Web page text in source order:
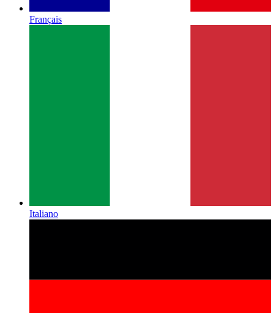
Français
Italiano